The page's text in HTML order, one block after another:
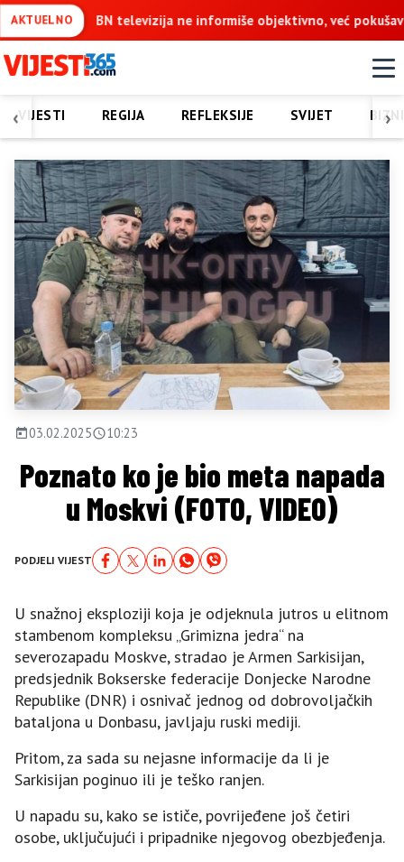
AKTUELNOobjektivno, već pokušava da ospori vodovod na Vučijaku
‹ ›
VIJESTI REGIJA REFLEKSIJE SVIJET
03.02.2025 10:23
Poznato ko je bio meta napada
u Moskvi (FOTO, VIDEO)
PODJELI VIJEST
U snažnoj eksploziji koja je odjeknula jutros u elitnom
stambenom kompleksu „Grimizna jedra“ na
severozapadu Moskve, stradao je Armen Sarkisijan,
predsjednik Bokserske federacije Donjecke Narodne
Republike (DNR) i osnivač jednog od dobrovoljačkih
bataljona u Donbasu, javljaju ruski mediji.
Pritom, za sada su nejasne informacije da li je
Sarkisijan poginuo ili je teško ranjen.
U napadu su, kako se ističe, povrijeđene još četiri
osobe, uključujući i pripadnike njegovog obezbjeđenja.